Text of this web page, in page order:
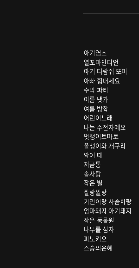
아기염소
열꼬마인디언
아기 다람쥐 또미
아빠 힘내세요
수박 파티
여름 냇가
여름 방학
어린이노래
나는 주전자예요
멋쟁이토마토
올챙이와 개구리
악어 떼
저금통
솜사탕
작은 별
짤랑짤랑
기린이랑 사슴이랑
엄마돼지 아기돼지
작은 동물원
나무를 심자
피노키오
스승의은혜